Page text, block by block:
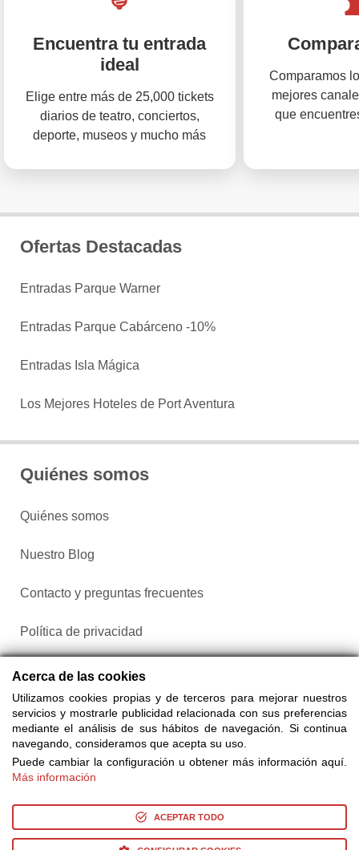
Encuentra tu entrada
ideal
Elige entre más de 25,000 tickets
diarios de teatro, conciertos,
deporte, museos y mucho más
Comparamos
mejores
que
Ofertas Destacadas
Entradas Parque Warner
Entradas Parque Cabárceno -10%
Entradas Isla Mágica
Los Mejores Hoteles de Port Aventura
Quiénes somos
Quiénes somos
Nuestro Blog
Contacto y preguntas frecuentes
Política de privacidad
Configurar cookies
de 25 proveedores
Acerca de las cookies
Utilizamos cookies propias y de terceros para mejorar nuestros
servicios y mostrarle publicidad relacionada con sus preferencias
mediante el análisis de sus hábitos de navegación. Si continua
navegando, consideramos que acepta su uso.
Puede cambiar la configuración u obtener más información aquí.
Más información
ACEPTAR TODO